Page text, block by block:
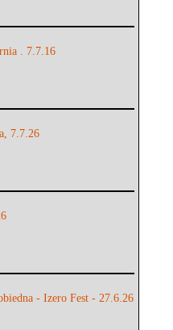
. 7.7.16
7.7.26
- Izero Fest - 27.6.26